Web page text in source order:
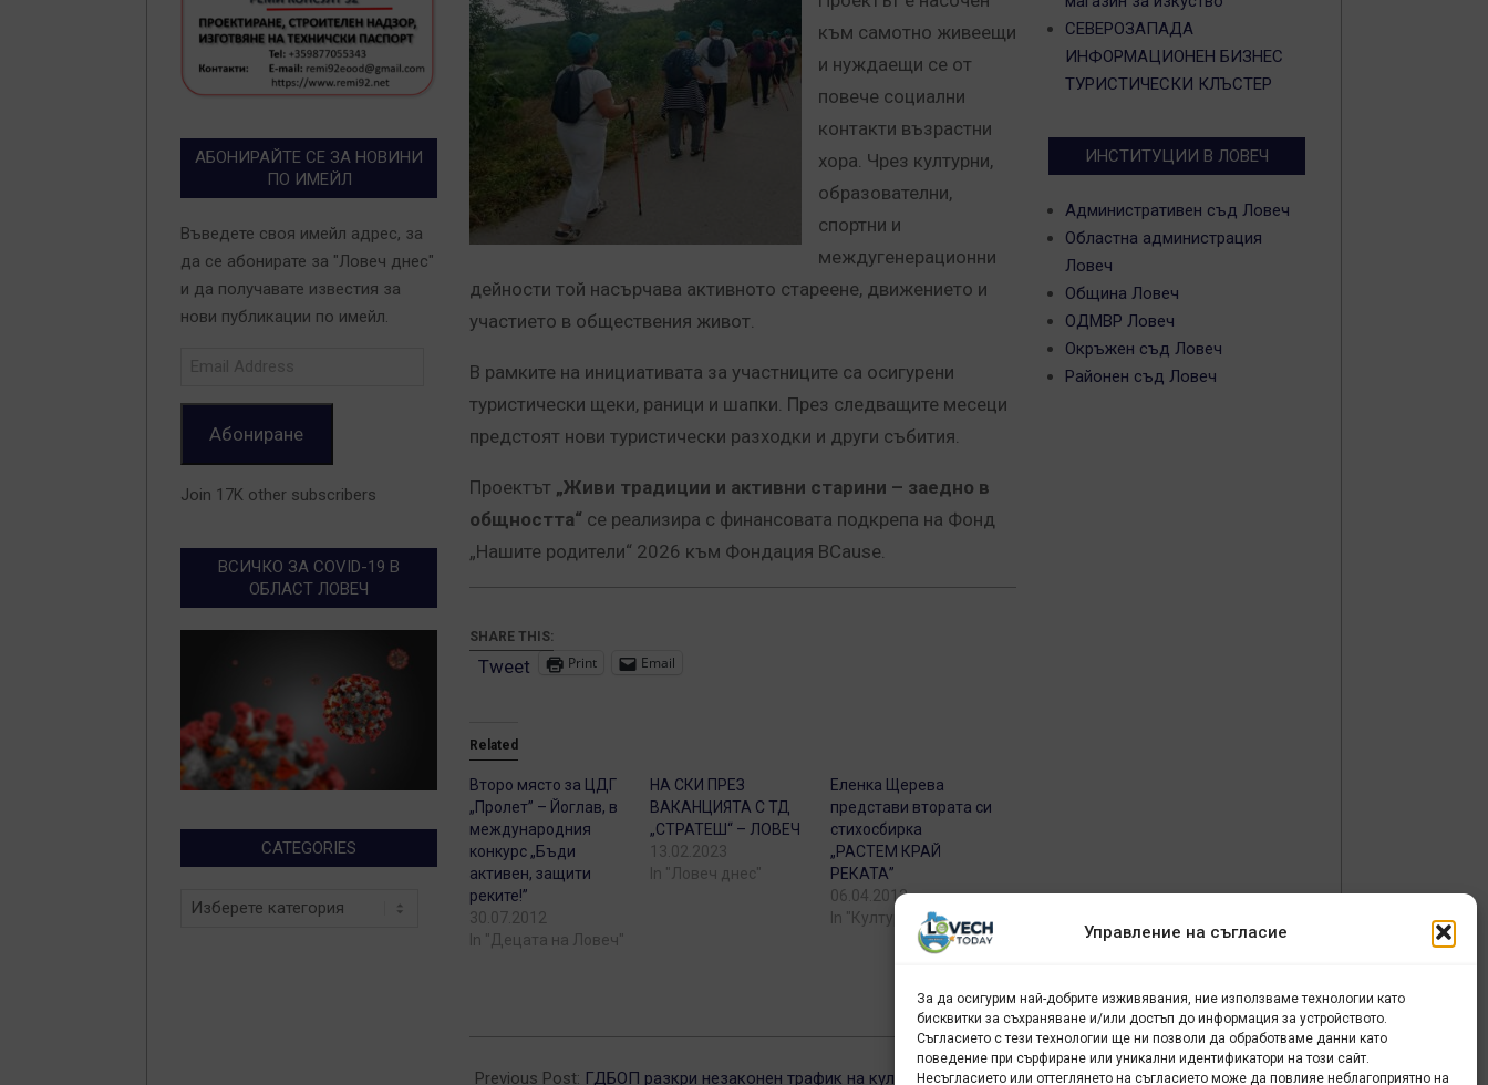
Управление на съгласие
За да осигурим най-добрите изживявания, ние използваме технологии като
бисквитки за съхраняване и/или достъп до информация за устройството.
Съгласието с тези технологии ще ни позволи да обработваме данни като
поведение при сърфиране или уникални идентификатори на този сайт.
Несъгласието или оттеглянето на съгласието може да повлияе неблагоприятно на
към самотно живеещи
и нуждаещи се от
повече социални
контакти възрастни
хора. Чрез културни,
образователни,
спортни и
междугенерационни
дейности той насърчава активното стареене, движението и
участието в обществения живот.
В рамките на инициативата за участниците са осигурени
туристически щеки, раници и шапки. През следващите месеци
предстоят нови туристически разходки и други събития.
Проектът „Живи традиции и активни старини – заедно в
общността“ се реализира с финансовата подкрепа на Фонд
„Нашите родители“ 2026 към Фондация BCause.
SHARE THIS:
Tweet Print Email
Related
Второ място за ЦДГ
„Пролет” – Йоглав, в
международния
конкурс „Бъди
активен, защити
реките!”
30.07.2012
In "Децата на Ловеч"
НА СКИ ПРЕЗ
ВАКАНЦИЯТА С ТД
„СТРАТЕШ“ – ЛОВЕЧ
13.02.2023
In "Ловеч днес"
Еленка Щерева
представи втората си
стихосбирка
„РАСТЕМ КРАЙ
РЕКАТА”
06.04.2012
In "Култура"
07-
Previous Post: ГДБОП разкри незаконен трафик на културни
АБОНИРАЙТЕ СЕ ЗА НОВИНИ
ПО ИМЕЙЛ
Въведете своя имейл адрес, за
да се абонирате за "Ловеч днес"
и да получавате известия за
нови публикации по имейл.
Абониране
Join 17K other subscribers
ВСИЧКО ЗА COVID-19 В
ОБЛАСТ ЛОВЕЧ
CATEGORIES
Categories
СЕВЕРОЗАПАДА
ИНФОРМАЦИОНЕН БИЗНЕС
ТУРИСТИЧЕСКИ КЛЪСТЕР
ИНСТИТУЦИИ В ЛОВЕЧ
Административен съд Ловеч
Областна администрация
Ловеч
Община Ловеч
ОДМВР Ловеч
Окръжен съд Ловеч
Районен съд Ловеч